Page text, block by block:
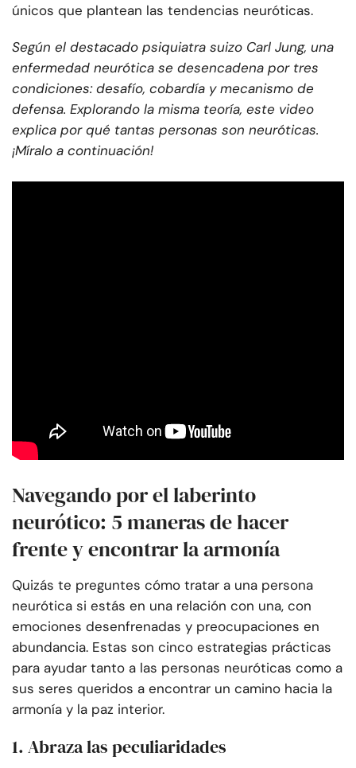
únicos que plantean las tendencias neuróticas.
Según el destacado psiquiatra suizo Carl Jung, una
enfermedad neurótica se desencadena por tres
condiciones: desafío, cobardía y mecanismo de
defensa. Explorando la misma teoría, este video
explica por qué tantas personas son neuróticas.
¡Míralo a continuación!
Navegando por el laberinto
neurótico: 5 maneras de hacer
frente y encontrar la armonía
Quizás te preguntes cómo tratar a una persona
neurótica si estás en una relación con una, con
emociones desenfrenadas y preocupaciones en
abundancia. Estas son cinco estrategias prácticas
para ayudar tanto a las personas neuróticas como a
sus seres queridos a encontrar un camino hacia la
armonía y la paz interior.
1. Abraza las peculiaridades